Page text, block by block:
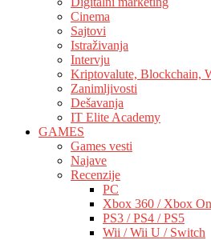
Cinema
Sajtovi
Istraživanja
Intervju
Kriptovalute, Blockchain,
Zanimljivosti
Dešavanja
IT Elite Academy
GAMES
Games vesti
Najave
Recenzije
PC
Xbox 360 / Xbox
PS3 / PS4 / PS5
Wii / Wii U / Switch